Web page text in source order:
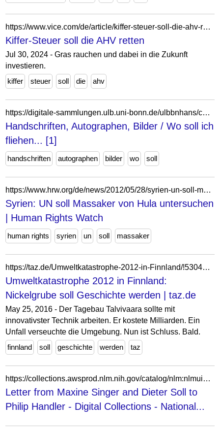
https://www.vice.com/de/article/kiffer-steuer-soll-die-ahv-retten/
Kiffer-Steuer soll die AHV retten
Jul 30, 2024 - Gras rauchen und dabei in die Zukunft
investieren.
kiffer
steuer soll die ahv
https://digitale-sammlungen.ulb.uni-bonn.de/ulbbnhans/content/pageview/7690576
Handschriften, Autographen, Bilder / Wo soll ich
fliehen... [1]
handschriften autographen bilder wo soll
https://www.hrw.org/de/news/2012/05/28/syrien-un-soll-massaker-von-hula-untersuchen
Syrien: UN soll Massaker von Hula untersuchen
| Human Rights Watch
human rights syrien un soll massaker
https://taz.de/Umweltkatastrophe-2012-in-Finnland/!5304449/
Umweltkatastrophe 2012 in Finnland:
Nickelgrube soll Geschichte werden | taz.de
May 25, 2016 - Der Tagebau Talvivaara sollte mit
innovativster Technik arbeiten. Er kostete Milliarden. Ein
Unfall verseuchte die Umgebung. Nun ist Schluss. Bald.
finnland
soll geschichte werden taz
https://collections.awsprod.nlm.nih.gov/catalog/nlm:nlmuid-101584580X26-doc
Letter from Maxine Singer and Dieter Soll to
Philip Handler - Digital Collections - National...